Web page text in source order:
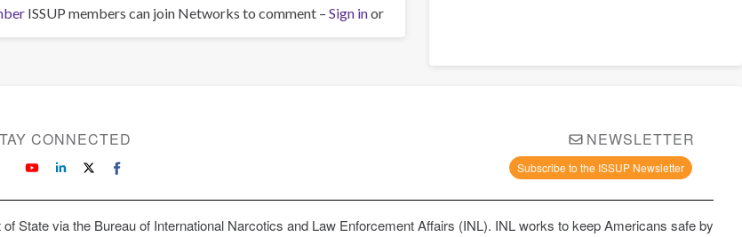
ISSUP members can join Networks to comment –Sign inor
CONNECTED NEWSLETTER
Subscribe to the ISSUP Newsletter
State via the Bureau of International Narcotics and Law Enforcement Affairs (INL). INL works to keep Americans safe by